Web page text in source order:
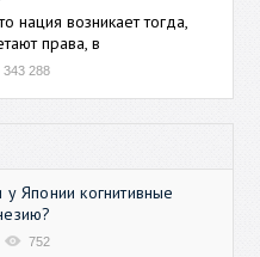
нация возникает тогда,
права, в
343 288
Японии когнитивные
752